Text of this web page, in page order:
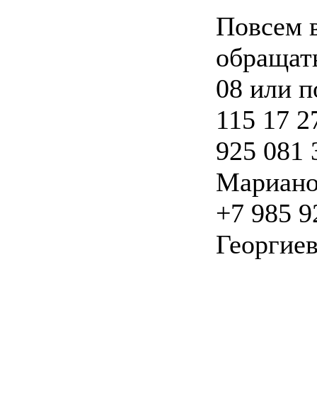
Повсем
08 или
115 17
925 081
+7 985